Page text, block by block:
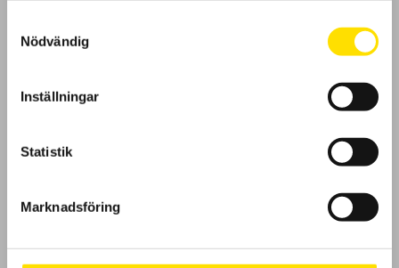
Nödvändig
Inställningar
Statistik
Marknadsföring